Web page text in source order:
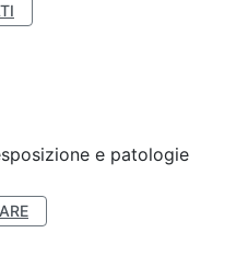
e patologie